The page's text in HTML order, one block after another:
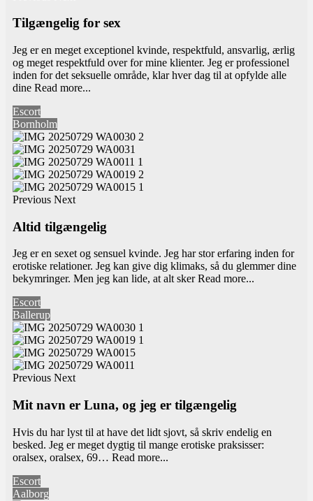
Tilgængelig for sex
Jeg er en meget exceptionel kvinde, respektfuld, ansvarlig, ærlig
og meget respektfuld over for mine klienter. Jeg er professionel
inden for det seksuelle område, klar hver dag til at opfylde alle
dine Read more...
Escort
Bornholm
Previous Next
Altid tilgængelig
Jeg er en sexet og sensuel kvinde. Jeg har stor erfaring inden for
erotiske relationer. Jeg kan give dig klimaks, så du glemmer dine
bekymringer. Men jeg kan lide, at alt skerRead more...
Escort
Ballerup
Previous Next
Mit navn er Luna, og jeg er tilgængelig
Hvis du har lyst til at have det lidt sjovt, så skriv endelig en
besked. Jeg er meget dygtig til mange erotiske praksisser:
oralsex, oralsex, 69… Read more...
Escort
Aalborg